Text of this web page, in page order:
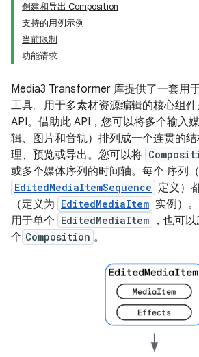
创建和导出 Composition
支持的用例示例
当前限制
功能请求
Media3 Transformer 库提供了一套用
工具。用于多素材资源编辑的核心组件
API。借助此 API，您可以将多个输入
辑、图片和音轨）排列成一个连贯的
理、预览或导出。您可以将
或多个媒体序列的时间轴。每个 序列
EditedMediaItemSequence 定义）
（定义为 EditedMediaItem 实例）。
用于单个 EditedMediaItem
，也可
个 Composition 。